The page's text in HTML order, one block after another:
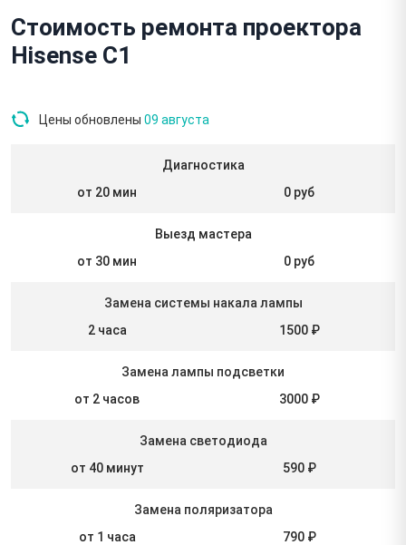
Стоимость ремонта проектора
Hisense C1
Цены обновлены 09 августа
Диагностика
от 20 мин
0 руб
Выезд мастера
от 30 мин
0 руб
Замена системы накала лампы
2 часа
1500 ₽
Замена лампы подсветки
от 2 часов
3000 ₽
Замена светодиода
от 40 минут
590 ₽
Замена поляризатора
от 1 часа
790 ₽